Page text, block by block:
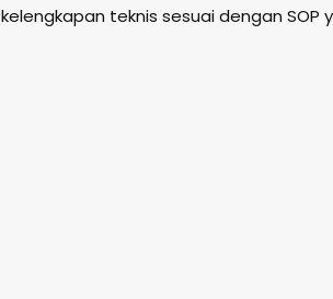
kelengkapan teknis sesuai dengan SOP